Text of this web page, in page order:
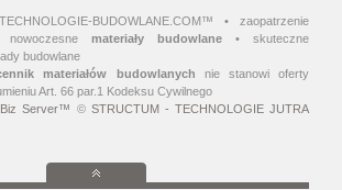
BUDOWLANE.COM™ • zaopatrzenie
nowoczesne materiały budowlane • skuteczne
budowlane
materiałów budowlanych nie stanowi oferty
Art. 66 par.1 Kodeksu Cywilnego
Server™ © STRUCTUM - TECHNOLOGIE JUTRA